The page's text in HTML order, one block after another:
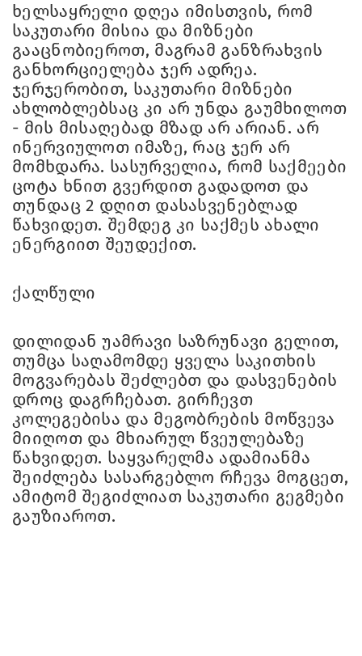
ხელსაყრელი დღეა იმისთვის, რომ
საკუთარი მისია და მიზნები
გააცნობიეროთ, მაგრამ განზრახვის
განხორციელება ჯერ ადრეა.
ჯერჯერობით, საკუთარი მიზნები
ახლობლებსაც კი არ უნდა გაუმხილოთ
- მის მისაღებად მზად არ არიან. არ
ინერვიულოთ იმაზე, რაც ჯერ არ
მომხდარა. სასურველია, რომ საქმეები
ცოტა ხნით გვერდით გადადოთ და
თუნდაც 2 დღით დასასვენებლად
წახვიდეთ. შემდეგ კი საქმეს ახალი
ენერგიით შეუდექით.
ქალწული
დილიდან უამრავი საზრუნავი გელით,
თუმცა საღამომდე ყველა საკითხის
მოგვარებას შეძლებთ და დასვენების
დროც დაგრჩებათ. გირჩევთ
კოლეგებისა და მეგობრების მოწვევა
მიიღოთ და მხიარულ წვეულებაზე
წახვიდეთ. საყვარელმა ადამიანმა
შეიძლება სასარგებლო რჩევა მოგცეთ,
ამიტომ შეგიძლიათ საკუთარი გეგმები
გაუზიაროთ.